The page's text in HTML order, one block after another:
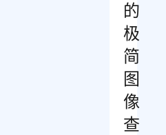
的
极
简
图
像
查